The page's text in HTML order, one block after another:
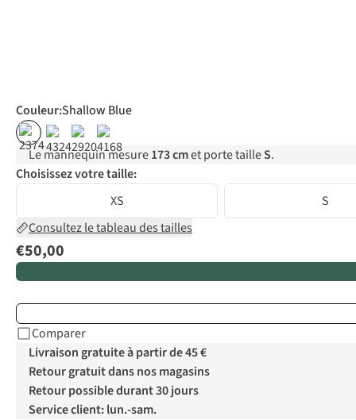
Couleur:Shallow Blue
%
Le mannequin mesure173 cmet porte tailleS.
Choisissez votre taille:
XS
S
Consultez le tableau des tailles
€50,00
Comparer
Livraison gratuite à partir de 45 €
Retour gratuit dans nos magasins
Retour possible durant 30 jours
Service client: lun.-sam.